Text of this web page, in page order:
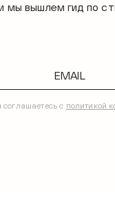
мы вышлем гид по
с политикой